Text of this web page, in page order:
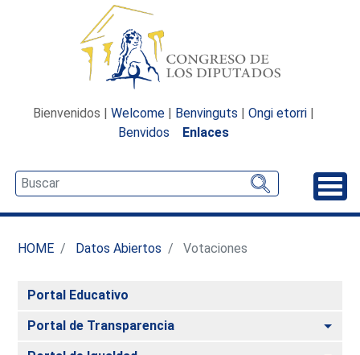
Bienvenidos | Welcome | Benvinguts | Ongi etorri |
Benvidos
Enlaces
HOME Datos Abiertos Votaciones
Portal Educativo
Portal de Transparencia